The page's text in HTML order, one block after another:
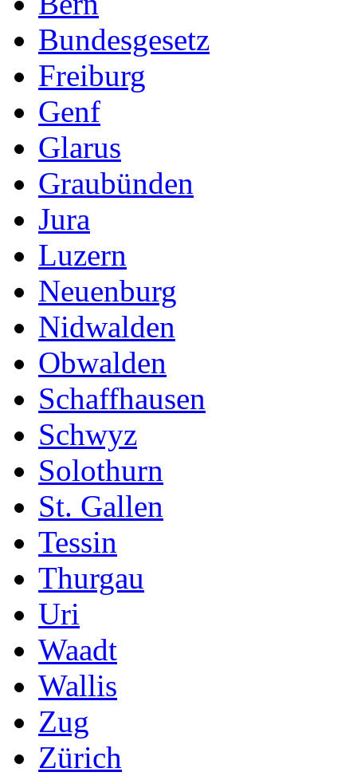
Bundesgesetz
Freiburg
Genf
Glarus
Graubünden
Jura
Luzern
Neuenburg
Nidwalden
Obwalden
Schaffhausen
Schwyz
Solothurn
St. Gallen
Tessin
Thurgau
Uri
Waadt
Wallis
Zug
Zürich